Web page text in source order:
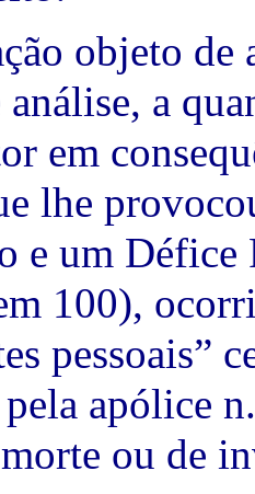
objeto de
a
em
lhe
e um
100),
pessoais”
apólice
ou de